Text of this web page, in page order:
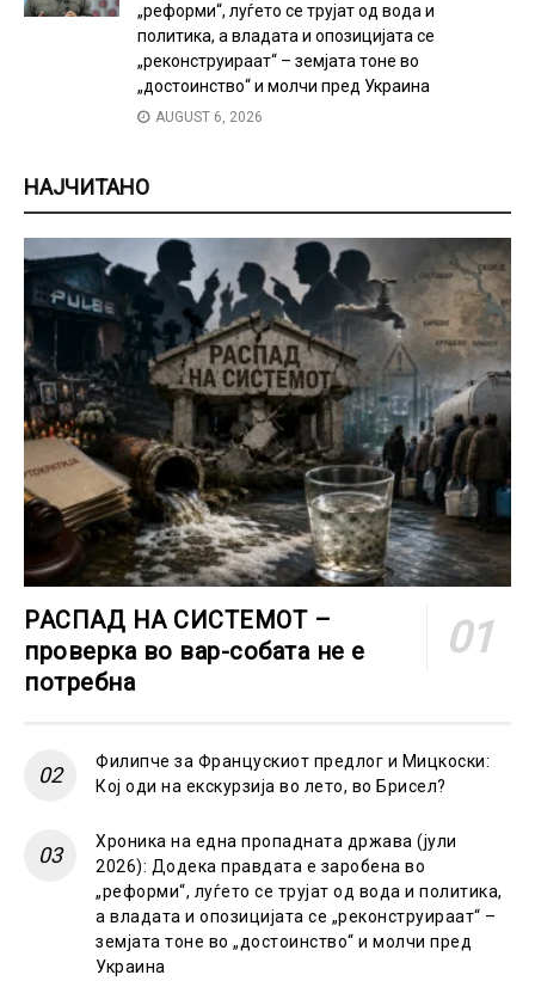
„реформи“, луѓето се трујат од вода и
политика, а владата и опозицијата се
„реконструираат“ – земјата тоне во
„достоинство“ и молчи пред Украина
AUGUST 6, 2026
НАЈЧИТАНО
РАСПАД НА СИСТЕМОТ –
проверка во вар-собата не е
потребна
Филипче за Францускиот предлог и Мицкоски:
Кој оди на екскурзија во лето, во Брисел?
Хроника на една пропадната држава (јули
2026): Додека правдата е заробена во
„реформи“, луѓето се трујат од вода и политика,
а владата и опозицијата се „реконструираат“ –
земјата тоне во „достоинство“ и молчи пред
Украина